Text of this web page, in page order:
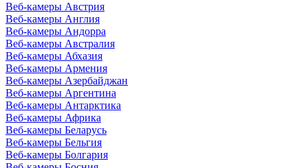
Веб-камеры Австрия
Веб-камеры Англия
Веб-камеры Андорра
Веб-камеры Австралия
Веб-камеры Абхазия
Веб-камеры Армения
Веб-камеры Азербайджан
Веб-камеры Аргентина
Веб-камеры Антарктика
Веб-камеры Африка
Веб-камеры Беларусь
Веб-камеры Бельгия
Веб-камеры Болгария